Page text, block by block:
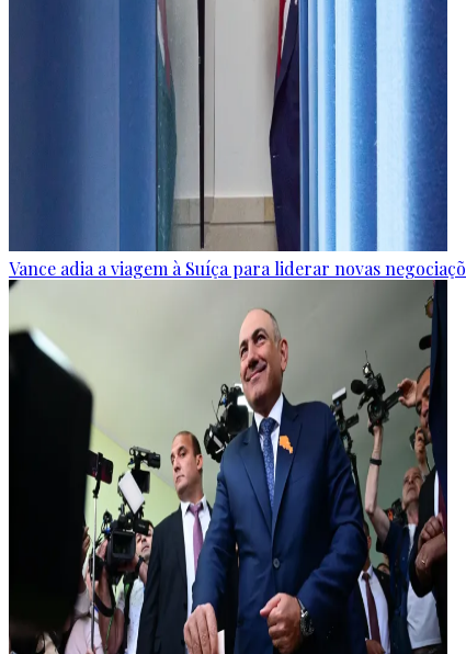
Vance adia a viagem à Suíça para liderar novas